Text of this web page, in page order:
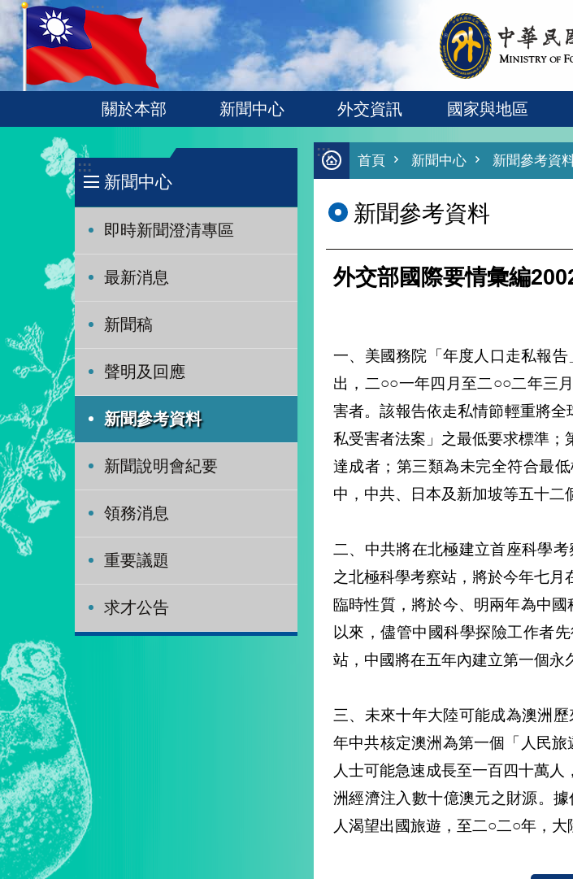
跳到主要內容區塊
:::
關於本部 新聞中心 外交資訊 國家與地區
:::
新聞中心
即時新聞澄清專區
最新消息
新聞稿
聲明及回應
新聞參考資料
新聞說明會紀要
領務消息
重要議題
求才公告
:::
首頁 新聞中心 新聞參考資
新聞參考資料
外交部國際要情彙編
一、美國務院「年度人口走私報
出，二○○一年四月至二○○二年三
害者。該報告依走私情節輕重將
私受害者法案」之最低要求標準
達成者；第三類為未完全符合最
中，中共、日本及新加坡等五十二
二、中共將在北極建立首座科學
之北極科學考察站，將於今年七
臨時性質，將於今、明兩年為中
以來，儘管中國科學探險工作者
站，中國將在五年內建立第一個永
三、未來十年大陸可能成為澳洲
年中共核定澳洲為第一個「人民
人士可能急速成長至一百四十萬
洲經濟注入數十億澳元之財源。
人渴望出國旅遊，至二○二○年，大